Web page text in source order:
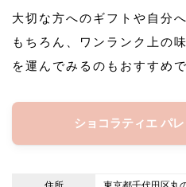
大切な方へのギフトや自分
もちろん、ワンランク上の
を運んでみるのもおすすめ
ショコラティエ パ